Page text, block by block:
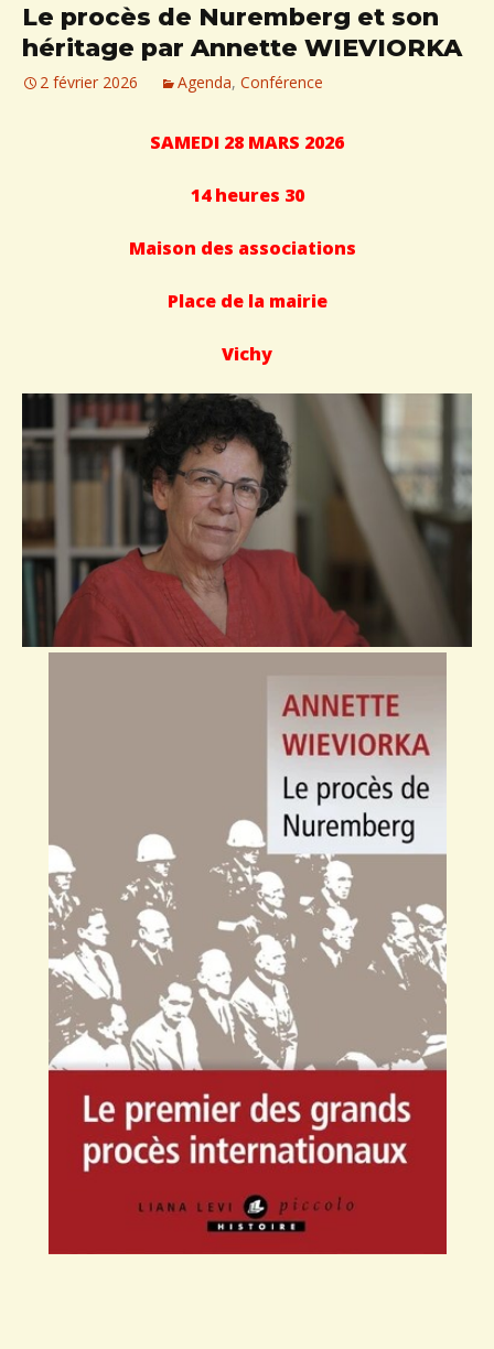
Le procès de Nuremberg et son
héritage par Annette WIEVIORKA
2 février 2026 Agenda, Conférence
SAMEDI 28 MARS 2026
14 heures 30
Maison des associations
Place de la mairie
Vichy